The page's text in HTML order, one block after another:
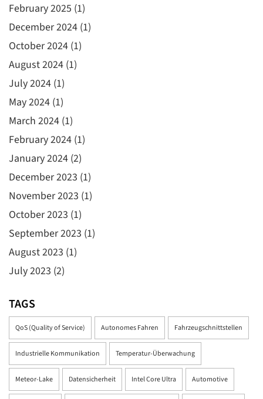
February 2025 (1)
December 2024 (1)
October 2024 (1)
August 2024 (1)
July 2024 (1)
May 2024 (1)
March 2024 (1)
February 2024 (1)
January 2024 (2)
December 2023 (1)
November 2023 (1)
October 2023 (1)
September 2023 (1)
August 2023 (1)
July 2023 (2)
TAGS
QoS (Quality of Service) Autonomes Fahren Fahrzeugschnittstellen
Industrielle Kommunikation Temperatur-Überwachung
Meteor-Lake Datensicherheit Intel Core Ultra Automotive